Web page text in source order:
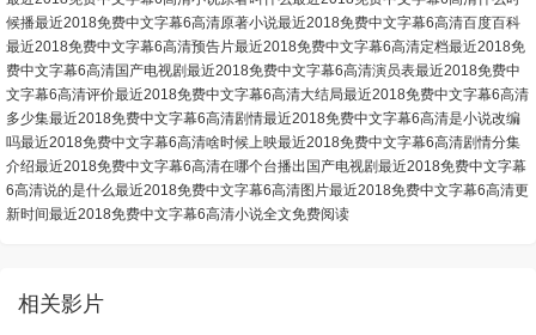
候播最近2018免费中文字幕6高清原著小说最近2018免费中文字幕6高清百度百科
最近2018免费中文字幕6高清预告片最近2018免费中文字幕6高清定档最近2018免
费中文字幕6高清国产电视剧最近2018免费中文字幕6高清演员表最近2018免费中
文字幕6高清评价最近2018免费中文字幕6高清大结局最近2018免费中文字幕6高清
多少集最近2018免费中文字幕6高清剧情最近2018免费中文字幕6高清是小说改编
吗最近2018免费中文字幕6高清啥时候上映最近2018免费中文字幕6高清剧情分集
介绍最近2018免费中文字幕6高清在哪个台播出 国产电视剧最近2018免费中文字幕
6高清说的是什么最近2018免费中文字幕6高清图片最近2018免费中文字幕6高清更
新时间最近2018免费中文字幕6高清小说全文免费阅读
相关影片